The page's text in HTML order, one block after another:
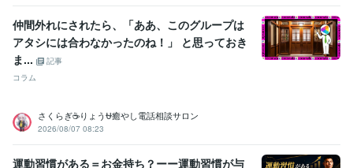
仲間外れにされたら、「ああ、このグループは
アタシには合わなかったのね！」 と思っておき
ま...
記事
コラム
さくらぎ☕りょう⛎癒やし電話相談サロン
2026/08/07 08:23
運動習慣がある＝お金持ち？ーー運動習慣が与